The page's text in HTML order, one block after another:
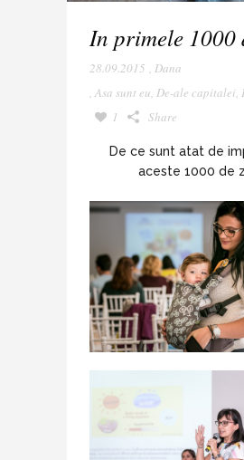
In primele 1000
28.09.2015 , Dana
, Asa sunt eu, De-ale capitalei,
1
Share
De ce sunt atat de
aceste 1000 de